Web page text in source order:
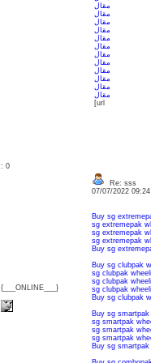
مقال
مقال
مقال
مقال
مقال
مقال
مقال
مقال
مقال
مقال
مقال
مقال
[url
: 0
{___ONLINE___}
Re: sss
07/07/2022
Buy sg
sg extremepak
sg extremepak
sg extremepak
Buy sg
Buy sg clubpak
sg clubpak
sg clubpak
sg clubpak
Buy sg clubpak
Buy sg smartpak
sg smartpak
sg smartpak
sg smartpak
Buy sg